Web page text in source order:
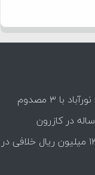
توقیف خودروی ام‌وی‌ام X33 با ۱۳۰ میلیون ریال خلافی در